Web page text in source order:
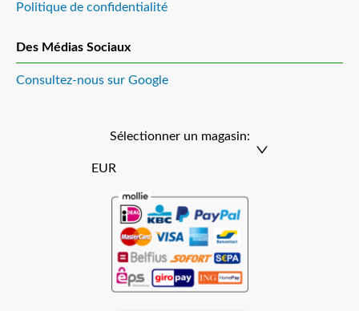
Politique de confidentialité
Des Médias Sociaux
Consultez-nous sur Google
Sélectionner un magasin:
EUR